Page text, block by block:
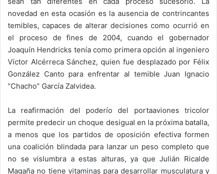
novedad en esta ocasión es la ausencia de contrincantes
temibles, capaces de alterar decisiones como ocurrió en
el proceso de fines de 2004, cuando el gobernador
Joaquín Hendricks tenía como primera opción al ingeniero
Víctor Alcérreca Sánchez, quien fue desplazado por Félix
González Canto para enfrentar al temible Juan Ignacio
“Chacho” García Zalvidea.
La reafirmación del poderío del portaaviones tricolor
permite predecir un choque desigual en la próxima batalla,
a menos que los partidos de oposición efectiva formen
una coalición blindada para lanzar un peso completo que
no se vislumbra a estas alturas, ya que Julián Ricalde
Magaña no tiene vitaminas para desarrollar musculatura y